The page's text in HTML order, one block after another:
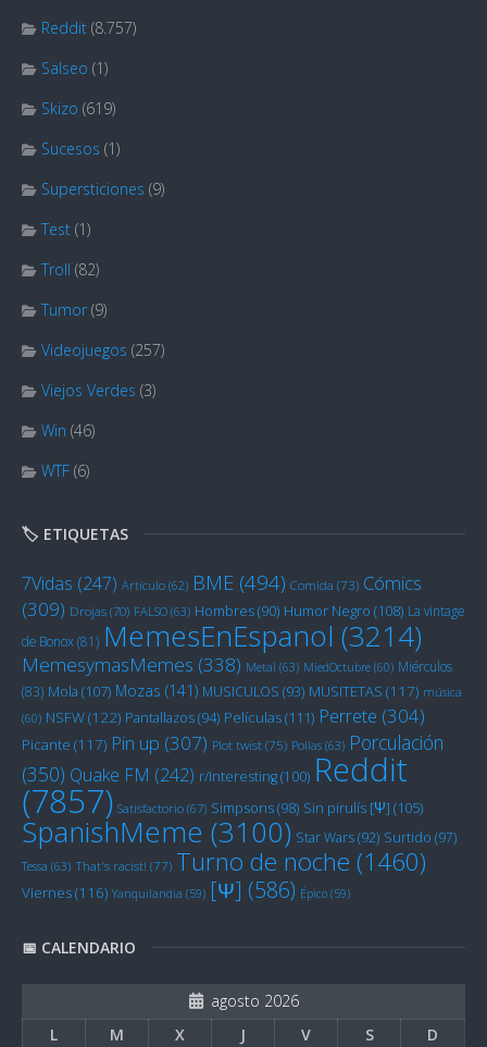
Reddit (8.757)
Salseo (1)
Skizo (619)
Sucesos (1)
Supersticiones (9)
Test (1)
Troll (82)
Tumor (9)
Videojuegos (257)
Viejos Verdes (3)
Win (46)
WTF (6)
🏷️ ETIQUETAS
7Vidas (247) Artículo (62) BME (494) Comida (73) Cómics
(309) Drojas (70) FALSO (63) Hombres(90) Humor Negro (108) La vintage
de Bonox(81) MemesEnEspanol (3214)
MemesymasMemes (338) Metal (63) MiedOctubre (60) Miérculos
(83) Mola (107) Mozas (141) MUSICULOS (93) MUSITETAS (117) música
(60) NSFW(122) Pantallazos(94) Películas(111) Perrete (304)
Picante (117) Pin up (307) Plot twist (75) Pollas (63) Porculación
(350) Quake FM (242) r/Interesting(100) Reddit
(7857) Satisfactorio (67) Simpsons(98) Sin pirulís [Ψ] (105)
SpanishMeme (3100) Star Wars(92) Surtido (97)
Tessa (63) That's racist! (77) Turno de noche (1460)
Viernes(116) Yanquilandia (59) [Ψ] (586) Épico (59)
📅 CALENDARIO
agosto 2026
L
M X J V S D